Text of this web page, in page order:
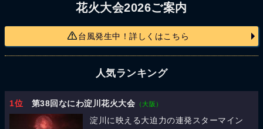
花火大会2026ご案内
台風発生中！詳しくはこちら
人気ランキング
1位 第38回なにわ淀川花火大会 （大阪）
淀川に映える大迫力の連発スターマイン